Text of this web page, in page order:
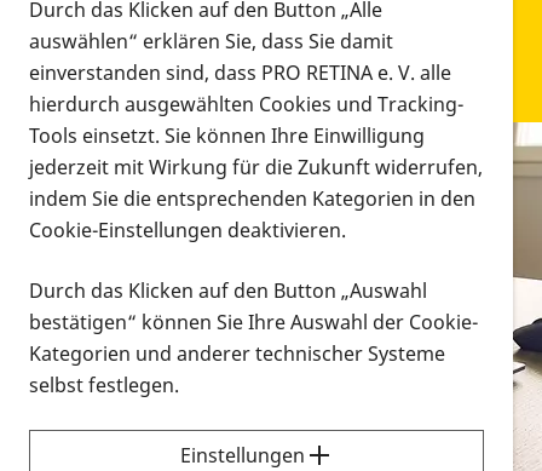
Infomaterial
Infomaterial
Vorlesen
Alle Infomaterialien in verschiedenen
Formaten an einem Ort
Sie möchten wissen, wie Sie nach Infonmaterial
suchen und dieses bestellen bzw. herunterladen
Durch das Klicken auf den Button „Alle
auswählen“ erklären Sie, dass Sie damit
einverstanden sind, dass PRO RETINA e. V. alle
hierdurch ausgewählten Cookies und Tracking-
Tools einsetzt. Sie können Ihre Einwilligung
jederzeit mit Wirkung für die Zukunft widerrufen,
indem Sie die entsprechenden Kategorien in den
Cookie-Einstellungen deaktivieren.
Durch das Klicken auf den Button „Auswahl
bestätigen“ können Sie Ihre Auswahl der Cookie-
Kategorien und anderer technischer Systeme
selbst festlegen.
Einstellungen